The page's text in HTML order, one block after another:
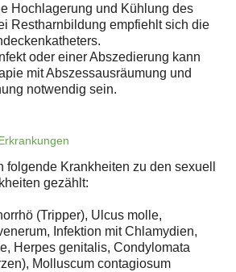
Hochlagerung und Kühlung des
Restharnbildung empfiehlt sich die
oder einer Abszedierung kann
mit Abszessausräumung und
notwendig sein.
folgende Krankheiten zu den sexuell
gezählt:
(Tripper), Ulcus molle,
Infektion mit Chlamydien,
Herpes genitalis, Condylomata
Molluscum contagiosum